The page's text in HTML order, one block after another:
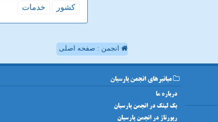
كشور
خدمات
انجمن : صفحه اصلی
میانبرهای انجمن پارسیان
درباره ما
بک لینک در انجمن پارسیان
رپورتاژ در انجمن پارسیان